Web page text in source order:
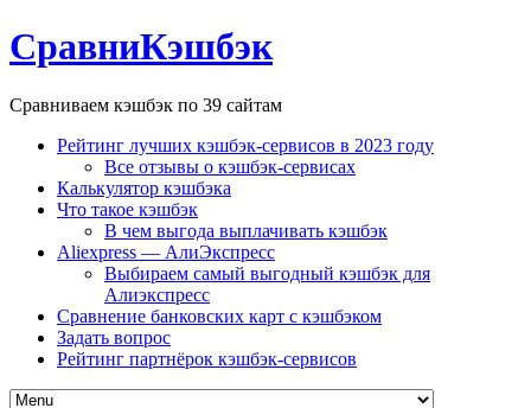
СравниКэшбэк
Сравниваем кэшбэк по 39 сайтам
Рейтинг лучших кэшбэк-сервисов в 2023 году
Все отзывы о кэшбэк-сервисах
Калькулятор кэшбэка
Что такое кэшбэк
В чем выгода выплачивать кэшбэк
Aliexpress — АлиЭкспресс
Выбираем самый выгодный кэшбэк для
Алиэкспресс
Сравнение банковских карт с кэшбэком
Задать вопрос
Рейтинг партнёрок кэшбэк-сервисов